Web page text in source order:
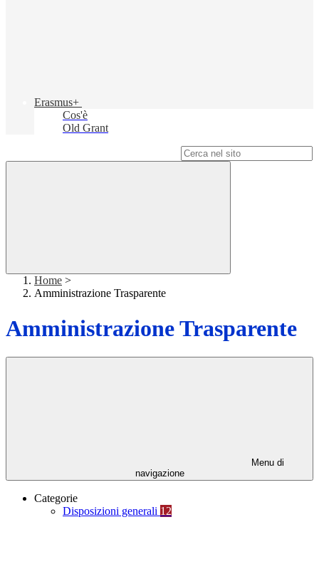
Erasmus+
Cos'è
Old Grant
Home >
Amministrazione Trasparente
Amministrazione Trasparente
Menu di
navigazione
Categorie
Disposizioni generali 12